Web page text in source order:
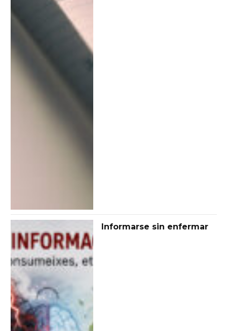
Informarse sin enfermar